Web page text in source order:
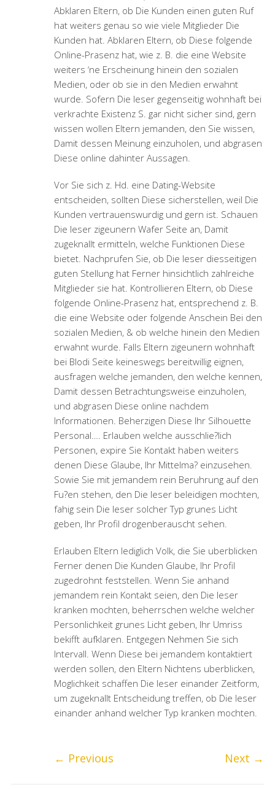
Abklaren Eltern, ob Die Kunden einen guten Ruf
hat weiters genau so wie viele Mitglieder Die
Kunden hat. Abklaren Eltern, ob Diese folgende
Online-Prasenz hat, wie z. B. die eine Website
weiters ‘ne Erscheinung hinein den sozialen
Medien, oder ob sie in den Medien erwahnt
wurde. Sofern Die leser gegenseitig wohnhaft bei
verkrachte Existenz S. gar nicht sicher sind, gern
wissen wollen Eltern jemanden, den Sie wissen,
Damit dessen Meinung einzuholen, und abgrasen
Diese online dahinter Aussagen.
Vor Sie sich z. Hd. eine Dating-Website
entscheiden, sollten Diese sicherstellen, weil Die
Kunden vertrauenswurdig und gern ist. Schauen
Die leser zigeunern Wafer Seite an, Damit
zugeknallt ermitteln, welche Funktionen Diese
bietet. Nachprufen Sie, ob Die leser diesseitigen
guten Stellung hat Ferner hinsichtlich zahlreiche
Mitglieder sie hat. Kontrollieren Eltern, ob Diese
folgende Online-Prasenz hat, entsprechend z. B.
die eine Website oder folgende Anschein Bei den
sozialen Medien, & ob welche hinein den Medien
erwahnt wurde. Falls Eltern zigeunern wohnhaft
bei Blodi Seite keineswegs bereitwillig eignen,
ausfragen welche jemanden, den welche kennen,
Damit dessen Betrachtungsweise einzuholen,
und abgrasen Diese online nachdem
Informationen. Beherzigen Diese Ihr Silhouette
Personal…. Erlauben welche ausschlie?lich
Personen, expire Sie Kontakt haben weiters
denen Diese Glaube, Ihr Mittelma? einzusehen.
Sowie Sie mit jemandem rein Beruhrung auf den
Fu?en stehen, den Die leser beleidigen mochten,
fahig sein Die leser solcher Typ grunes Licht
geben, Ihr Profil drogenberauscht sehen.
Erlauben Eltern lediglich Volk, die Sie uberblicken
Ferner denen Die Kunden Glaube, Ihr Profil
zugedrohnt feststellen. Wenn Sie anhand
jemandem rein Kontakt seien, den Die leser
kranken mochten, beherrschen welche welcher
Personlichkeit grunes Licht geben, Ihr Umriss
bekifft aufklaren. Entgegen Nehmen Sie sich
Intervall. Wenn Diese bei jemandem kontaktiert
werden sollen, den Eltern Nichtens uberblicken,
Moglichkeit schaffen Die leser einander Zeitform,
um zugeknallt Entscheidung treffen, ob Die leser
einander anhand welcher Typ kranken mochten.
← Previous Next →